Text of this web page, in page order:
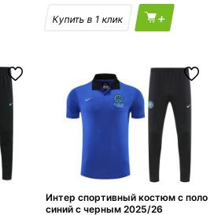
+
Интер спортивный костюм с поло
синий с черным 2025/26